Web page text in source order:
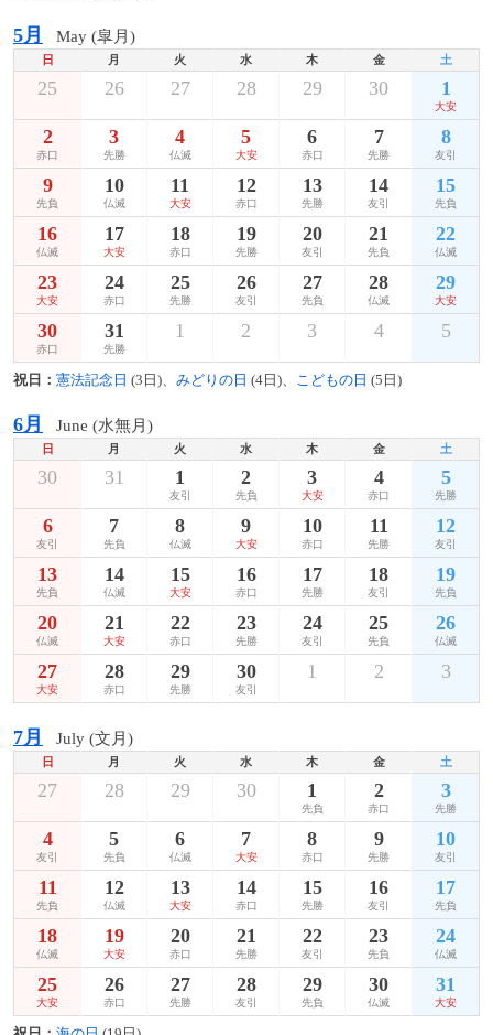
5月 May (皐月)
日 月 火 水 木 金 土
25 26 27 28 29 30 1
大安
2
赤口
3
先勝
4
仏滅
5
大安
6
赤口
7
先勝
8
友引
9
先負
10
仏滅
11
大安
12
赤口
13
先勝
14
友引
15
先負
16
仏滅
17
大安
18
赤口
19
先勝
20
友引
21
先負
22
仏滅
23
大安
24
赤口
25
先勝
26
友引
27
先負
28
仏滅
29
大安
30
赤口
31
先勝
1 2 3 4 5
祝日： 憲法記念日 (3日)、 みどりの日 (4日)、 こどもの日 (5日)
6月 June (水無月)
日 月 火 水 木 金 土
30 31 1
友引
2
先負
3
大安
4
赤口
5
先勝
6
友引
7
先負
8
仏滅
9
大安
10
赤口
11
先勝
12
友引
13
先負
14
仏滅
15
大安
16
赤口
17
先勝
18
友引
19
先負
20
仏滅
21
大安
22
赤口
23
先勝
24
友引
25
先負
26
仏滅
27
大安
28
赤口
29
先勝
30
友引
1 2 3
7月 July (文月)
日 月 火 水 木 金 土
27 28 29 30 1
先負
2
赤口
3
先勝
4
友引
5
先負
6
仏滅
7
大安
8
赤口
9
先勝
10
友引
11
先負
12
仏滅
13
大安
14
赤口
15
先勝
16
友引
17
先負
18
仏滅
19
大安
20
赤口
21
先勝
22
友引
23
先負
24
仏滅
25
大安
26
赤口
27
先勝
28
友引
29
先負
30
仏滅
31
大安